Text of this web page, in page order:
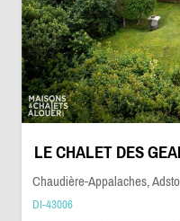
LE CHALET DES
Chaudière-Appalaches,
DI-43006